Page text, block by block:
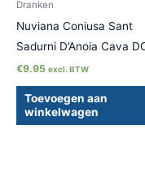
Dranken
Nuviana Coniusa Sant
Sadurni D’Anoia Cava
€9.95 excl. BTW
Toevoegen aan
winkelwagen